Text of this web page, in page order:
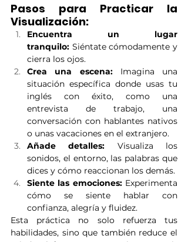
Pasos para Practicar la
Visualización:
Encuentra un lugar
tranquilo: Siéntate cómodamente y
cierra los ojos.
Crea una escena: Imagina una
situación específica donde usas tu
inglés con éxito, como una
entrevista de trabajo, una
conversación con hablantes nativos
o unas vacaciones en el extranjero.
Añade detalles: Visualiza los
sonidos, el entorno, las palabras que
dices y cómo reaccionan los demás.
Siente las emociones: Experimenta
cómo se siente hablar con
confianza, alegría y fluidez.
Esta práctica no solo refuerza tus
habilidades, sino que también reduce el